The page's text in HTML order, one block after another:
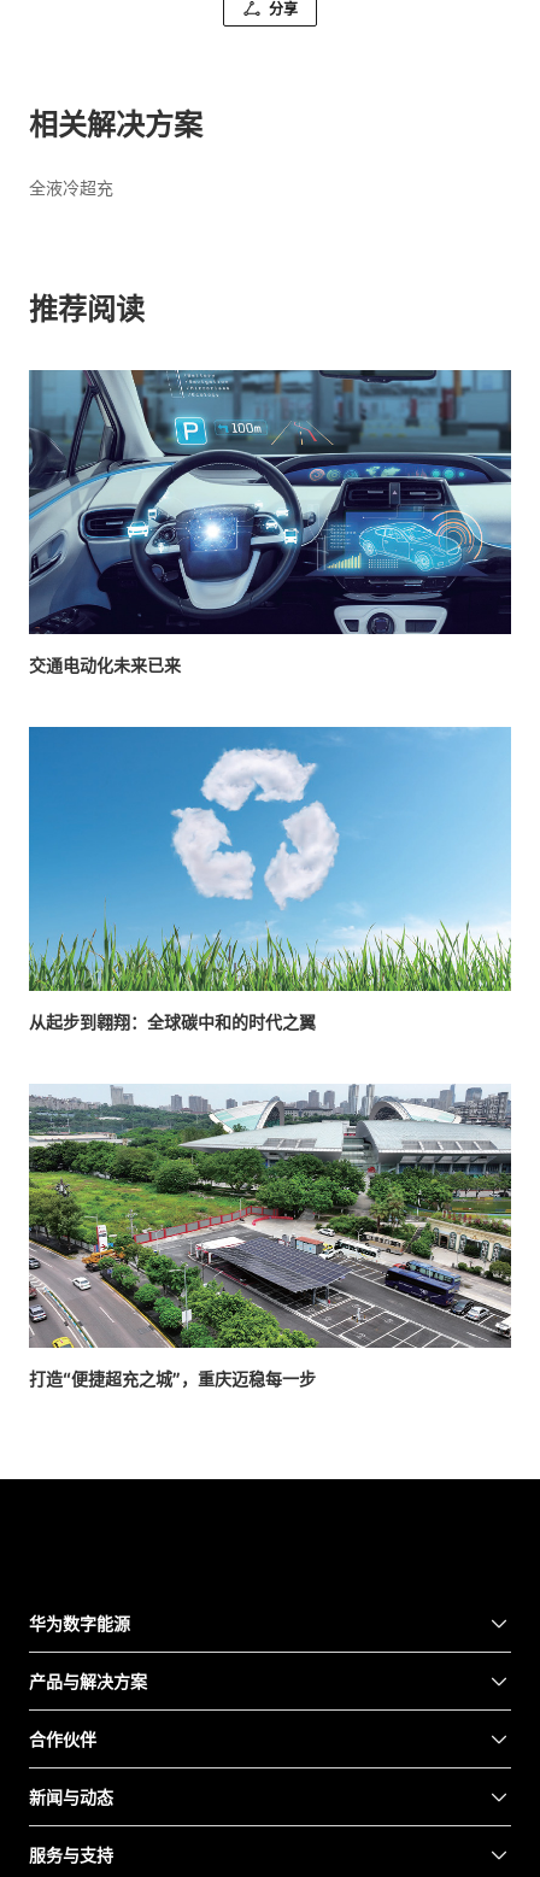
分享
相关解决方案
全液冷超充
推荐阅读
交通电动化未来已来
从起步到翱翔：全球碳中和的时代之翼
打造“便捷超充之城”，重庆迈稳每一步
华为数字能源
产品与解决方案
合作伙伴
新闻与动态
服务与支持